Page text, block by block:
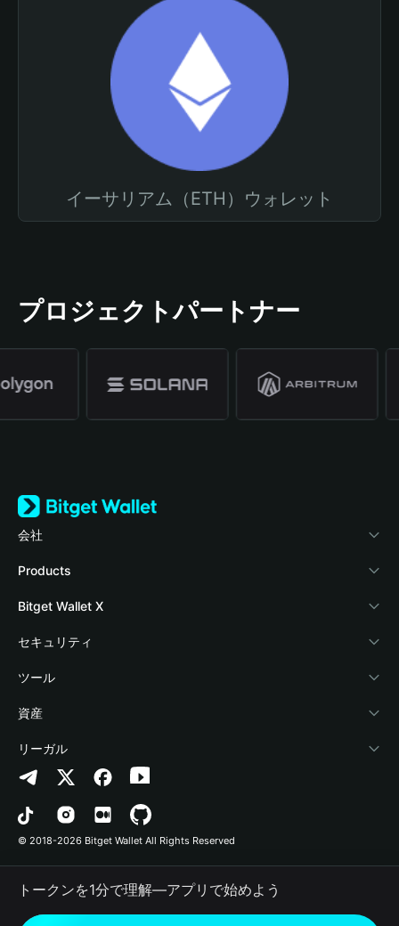
イーサリアム（ETH）ウォレット
プロジェクトパートナー
会社
Bitget Walletについて
ブログ
アカデミー
暗号資産ニュース
Help Center
お問い合わせ
ブランドリソース
キャリア
Products
Crypto Card
Stablecoin Earn
Payfi Crypto
Crypto Swap API
Altcoin Season Index
Prediction Markets
DApp
RWA
Bitget Wallet X
デベロッパー
ウォレットを接続
Bitget Wallet Pay
プロジェクトを掲載
セキュリティ
保護基金
セキュリティ技術
ツール
暗号資産を購入
認証検出
コントラクト検出
一括送金
資産
Arbitrum
Avalanche
Bitcoin
Polygon
リーガル
プライバシーポリシー
利用規約
© 2018-2026 Bitget Wallet All Rights Reserved
トークンを1分で理解―アプリで始めよう